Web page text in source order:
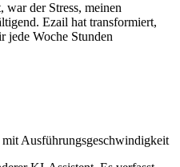
der Stress, meinen
Ezail hat transformiert,
jede Woche Stunden
Ausführungsgeschwindigkeit